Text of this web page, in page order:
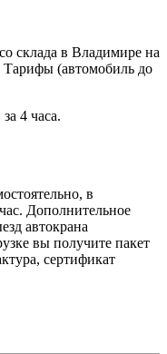
склада в Владимире на
(автомобиль до
4 часа.
в
Дополнительное
автокрана
вы получите пакет
сертификат